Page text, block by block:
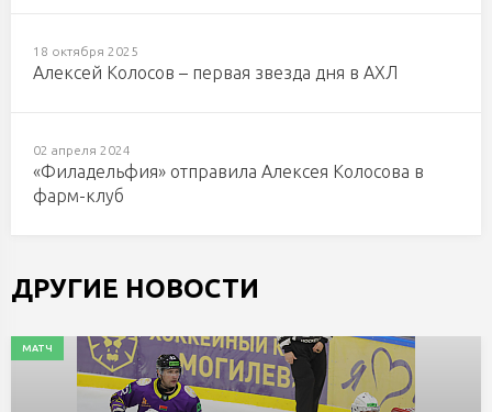
18 октября 2025
Алексей Колосов – первая звезда дня в АХЛ
02 апреля 2024
«Филадельфия» отправила Алексея Колосова в
фарм-клуб
ДРУГИЕ НОВОСТИ
МАТЧ